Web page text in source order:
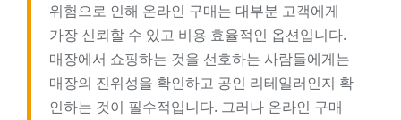
위험으로 인해 온라인 구매는 대부분 고객에게
가장 신뢰할 수 있고 비용 효율적인 옵션입니다.
매장에서 쇼핑하는 것을 선호하는 사람들에게는
매장의 진위성을 확인하고 공인 리테일러인지 확
인하는 것이 필수적입니다. 그러나 온라인 구매